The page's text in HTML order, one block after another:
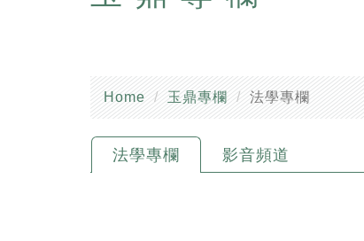
Home 玉鼎專欄 法學專欄
法學專欄 影音頻道